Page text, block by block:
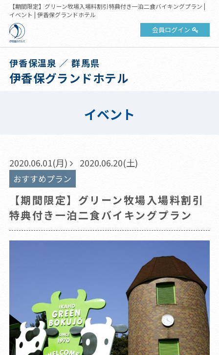
【期間限定】グリーン牧場入場料割引特典付き一泊二食バイキングプラン |
イベント | 伊香保グランドホテル
会員ログイン
伊香保温泉 ／ 群馬県
伊香保グランドホテル
イベント
2020.06.01(月) 2020.06.20(土)
おすすめプラン
【期間限定】グリーン牧場入場料割引
特典付き一泊二食バイキングプラン